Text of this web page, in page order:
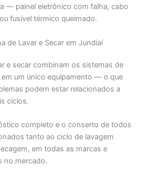
— painel eletrônico com falha, cabo
fusível térmico queimado.
de Lavar e Secar em Jundiaí
e secar combinam os sistemas de
em um único equipamento — o que
podem estar relacionados a
ciclos.
completo e o conserto de todos
tanto ao ciclo de lavagem
em todas as marcas e
no mercado.